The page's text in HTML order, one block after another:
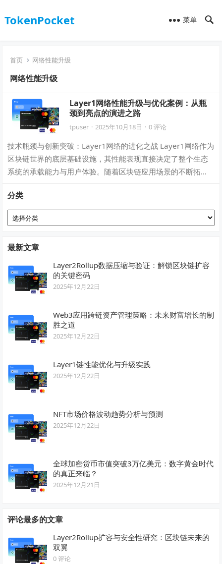
TokenPocket 菜单
首页 网络性能升级
网络性能升级
Layer1网络性能升级与优化案例：从瓶
颈到亮点的演进之路
tpuser · 2025年10月18日 · 0 评论
技术瓶颈与创新突破：Layer1网络的进化之战 Layer1网络作为
区块链世界的底层基础设施，其性能表现直接决定了整个生态
系统的承载能力与用户体验。随着区块链应用场景的不断拓
分类
分
类
最新文章
Layer2Rollup数据压缩与验证：解锁区块链扩容
的关键密码
2025年12月22日
Web3应用跨链资产管理策略：未来财富增长的制
胜之道
2025年12月22日
Layer1链性能优化与升级实践
2025年12月22日
NFT市场价格波动趋势分析与预测
2025年12月22日
全球加密货币市值突破3万亿美元：数字黄金时代
的真正来临？
2025年12月21日
评论最多的文章
Layer2Rollup扩容与安全性研究：区块链未来的
双翼
0 评论